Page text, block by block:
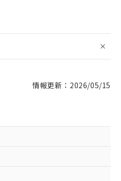
情報更新：2026/05/15